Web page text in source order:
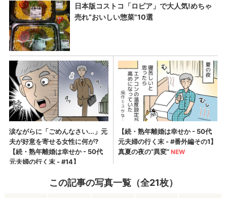
この記事の写真一覧（全21枚）